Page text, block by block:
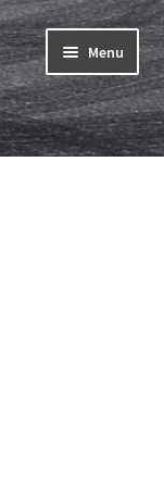
Menu
Udfold